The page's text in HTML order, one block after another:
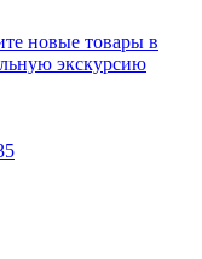
новые товары в
экскурсию